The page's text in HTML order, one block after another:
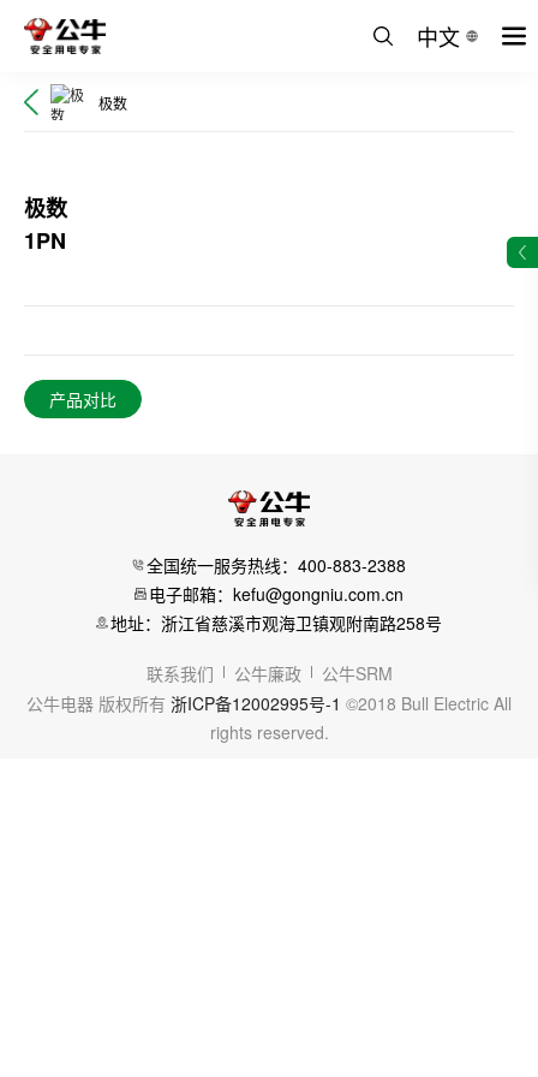
中文
极数
极数
1PN
产品对比
全国统一服务热线：400-883-2388
电子邮箱：kefu@gongniu.com.cn
地址：浙江省慈溪市观海卫镇观附南路258号
联系我们 公牛廉政
公牛SRM
公牛电器 版权所有 浙ICP备12002995号-1 ©2018 Bull Electric All
rights reserved.